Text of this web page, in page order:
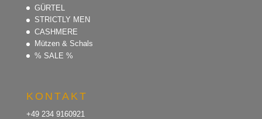
GÜRTEL
STRICTLY MEN
CASHMERE
Mützen & Schals
% SALE %
KONTAKT
+49 234 9160921